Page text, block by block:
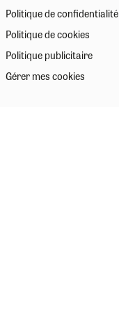
Politique de confidentialité
Politique de cookies
Politique publicitaire
Gérer mes cookies